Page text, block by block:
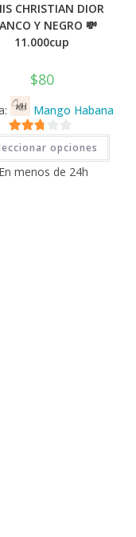
CHRISTIAN DIOR
Y NEGRO 💸
11.000cup
$80
Mango Habana
2.71
de 5
opciones
Este
tiene
En menos de 24h